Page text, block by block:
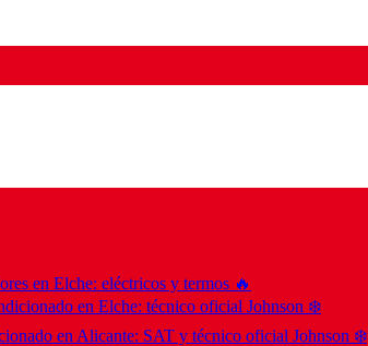
en Elche: eléctricos y termos 🔥
en Elche: técnico oficial Johnson ❄️
en Alicante: SAT y técnico oficial Johnson ❄️